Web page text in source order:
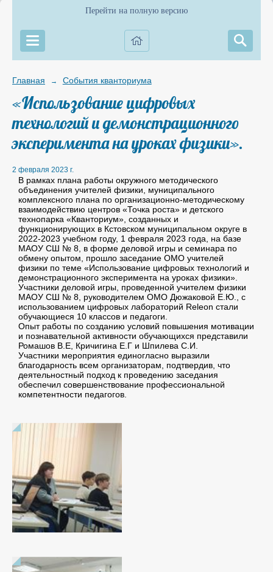
Перейти на полную версию
Главная → События кванториума
«Использование цифровых
технологий и демонстрационного
эксперимента на уроках физики».
2 февраля 2023 г.
В рамках плана работы окружного методического
объединения учителей физики, муниципального
комплексного плана по организационно-методическому
взаимодействию центров «Точка роста» и детского
технопарка «Кванториум», созданных и
функционирующих в Кстовском муниципальном округе в
2022-2023 учебном году, 1 февраля 2023 года, на базе
МАОУ СШ № 8, в форме деловой игры и семинара по
обмену опытом, прошло заседание ОМО учителей
физики по теме «Использование цифровых технологий и
демонстрационного эксперимента на уроках физики».
Участники деловой игры, проведенной учителем физики
МАОУ СШ № 8, руководителем ОМО Дюжаковой Е.Ю., с
использованием цифровых лабораторий Releon стали
обучающиеся 10 классов и педагоги.
Опыт работы по созданию условий повышения мотивации
и познавательной активности обучающихся представили
Ромашов В.Е, Кричигина Е.Г и Шпилева С.И.
Участники мероприятия единогласно выразили
благодарность всем организаторам, подтвердив, что
деятельностный подход к проведению заседания
обеспечил совершенствование профессиональной
компетентности педагогов.